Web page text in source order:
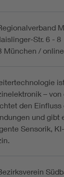
Str. 6 - 8
München / online
– von
den
und gibt
Sensorik,